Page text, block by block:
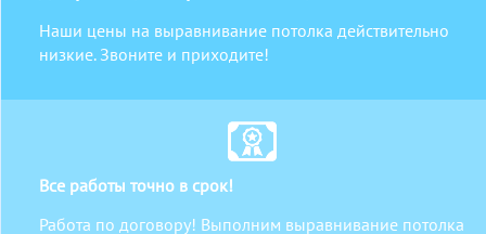
Наши цены на выравнивание потолка действительно
низкие. Звоните и приходите!
Все работы точно в срок!
Работа по договору! Выполним выравнивание потолка